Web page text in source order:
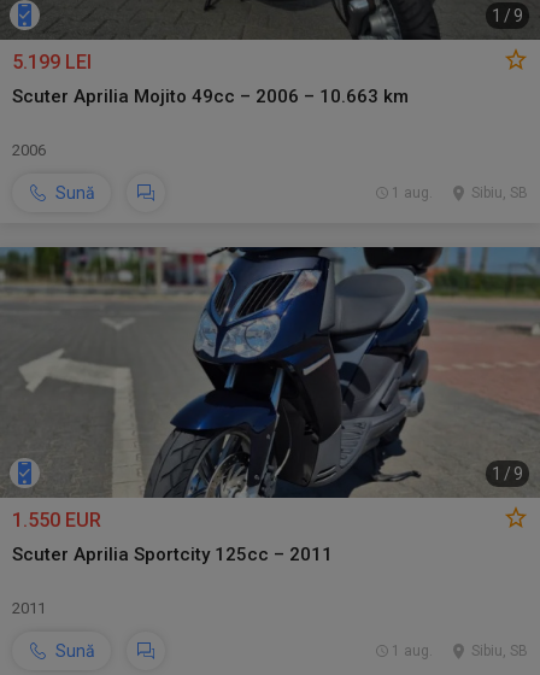
1 / 9
5.199 LEI
Scuter Aprilia Mojito 49cc – 2006 – 10.663 km
2006
Sună Sibiu, SB
1 aug.
1 / 9
1.550 EUR
Scuter Aprilia Sportcity 125cc – 2011
2011
Sună Sibiu, SB
1 aug.